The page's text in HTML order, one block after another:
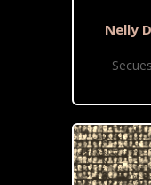
Nelly